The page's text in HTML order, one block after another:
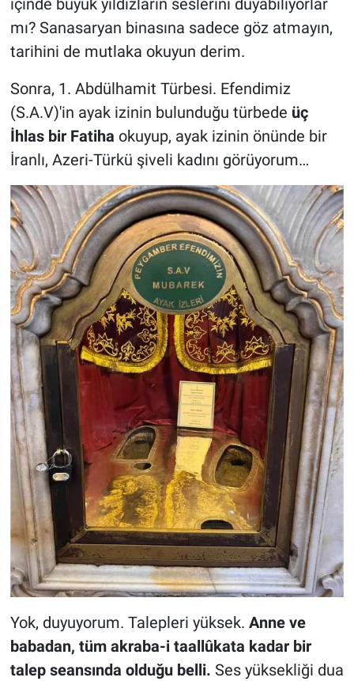
mı? Sanasaryan binasına sadece göz atmayın,
tarihini de mutlaka okuyun derim.
Sonra, 1. Abdülhamit Türbesi. Efendimiz
(S.A.V)'in ayak izinin bulunduğu türbede üç
İhlas bir Fatiha okuyup, ayak izinin önünde bir
İranlı, Azeri-Türkü şiveli kadını görüyorum…
Yok, duyuyorum. Talepleri yüksek. Anne ve
babadan, tüm akraba-i taallûkata kadar bir
talep seansında olduğu belli. Ses yüksekliği dua